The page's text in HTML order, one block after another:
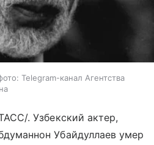
Telegram-канал Агентства
. Узбекский актер,
Убайдуллаев умер